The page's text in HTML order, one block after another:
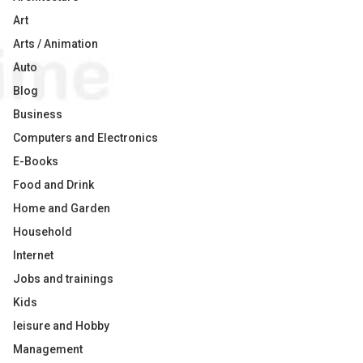
Art
Arts / Animation
Auto
Blog
Business
Computers and Electronics
E-Books
Food and Drink
Home and Garden
Household
Internet
Jobs and trainings
Kids
leisure and Hobby
Management